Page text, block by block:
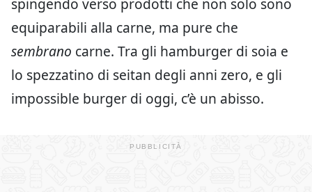
equiparabili alla carne, ma pure che
sembrano carne. Tra gli hamburger di soia e
lo spezzatino di seitan degli anni zero, e gli
impossible burger di oggi, c’è un abisso.